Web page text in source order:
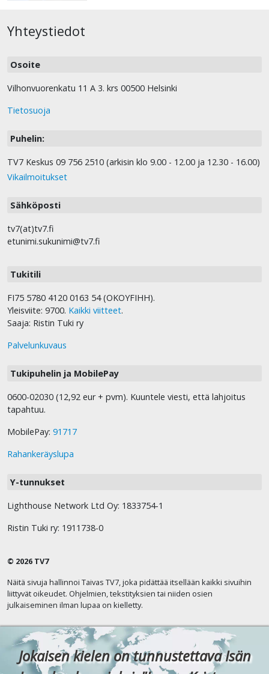
Yhteystiedot
Osoite
Vilhonvuorenkatu 11 A 3. krs 00500 Helsinki
Tietosuoja
Puhelin:
TV7 Keskus 09 756 2510 (arkisin klo 9.00 - 12.00 ja 12.30 - 16.00)
Vikailmoitukset
Sähköposti
tv7(at)tv7.fi
etunimi.sukunimi@tv7.fi
Tukitili
FI75 5780 4120 0163 54 (OKOYFIHH).
Yleisviite: 9700. Kaikki viitteet.
Saaja: Ristin Tuki ry
Palvelunkuvaus
Tukipuhelin ja MobilePay
0600-02030 (12,92 eur + pvm). Kuuntele viesti, että lahjoitus
tapahtuu.
MobilePay: 91717
Rahankeräyslupa
Y-tunnukset
Lighthouse Network Ltd Oy: 1833754-1
Ristin Tuki ry: 1911738-0
© 2026 TV7
Näitä sivuja hallinnoi Taivas TV7, joka pidättää itsellään kaikki sivuihin
liittyvät oikeudet. Ohjelmien, tekstityksien tai niiden osien
julkaiseminen ilman lupaa on kielletty.
Jokaisen kielen on tunnustettava Isän